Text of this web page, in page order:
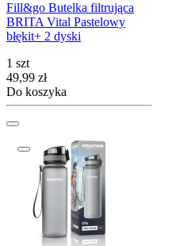
Fill&go Butelka filtrująca
BRITA Vital Pastelowy
błękit+ 2 dyski
1 szt
Cena
49,99 zł
Do koszyka